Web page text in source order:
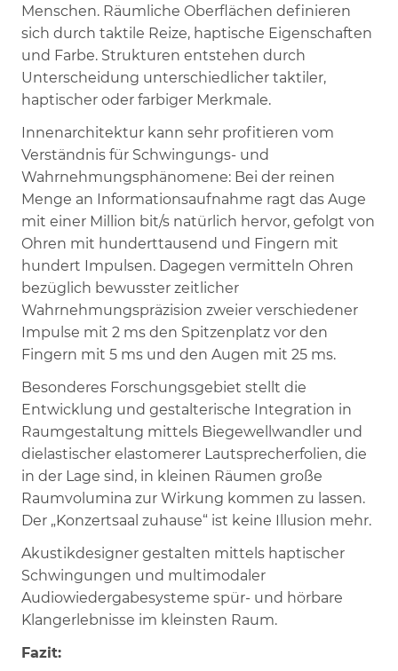
Menschen. Räumliche Oberflächen definieren
sich durch taktile Reize, haptische Eigenschaften
und Farbe. Strukturen entstehen durch
Unterscheidung unterschiedlicher taktiler,
haptischer oder farbiger Merkmale.
Innenarchitektur kann sehr profitieren vom
Verständnis für Schwingungs- und
Wahrnehmungsphänomene: Bei der reinen
Menge an Informationsaufnahme ragt das Auge
mit einer Million bit/s natürlich hervor, gefolgt von
Ohren mit hunderttausend und Fingern mit
hundert Impulsen. Dagegen vermitteln Ohren
bezüglich bewusster zeitlicher
Wahrnehmungspräzision zweier verschiedener
Impulse mit 2 ms den Spitzenplatz vor den
Fingern mit 5 ms und den Augen mit 25 ms.
Besonderes Forschungsgebiet stellt die
Entwicklung und gestalterische Integration in
Raumgestaltung mittels Biegewellwandler und
dielastischer elastomerer Lautsprecherfolien, die
in der Lage sind, in kleinen Räumen große
Raumvolumina zur Wirkung kommen zu lassen.
Der „Konzertsaal zuhause“ ist keine Illusion mehr.
Akustikdesigner gestalten mittels haptischer
Schwingungen und multimodaler
Audiowiedergabesysteme spür- und hörbare
Klangerlebnisse im kleinsten Raum.
Fazit: